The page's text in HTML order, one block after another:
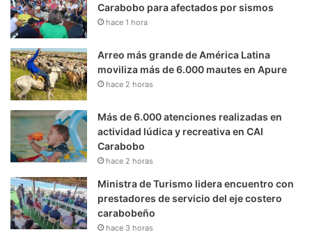
Carabobo para afectados por sismos
hace 1 hora
Arreo más grande de América Latina
moviliza más de 6.000 mautes en Apure
hace 2 horas
Más de 6.000 atenciones realizadas en
actividad lúdica y recreativa en CAI
Carabobo
hace 2 horas
Ministra de Turismo lidera encuentro con
prestadores de servicio del eje costero
carabobeño
hace 3 horas